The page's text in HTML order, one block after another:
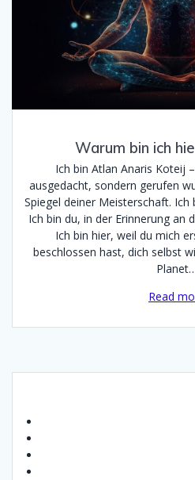
Warum bin ich
Ich bin Atlan Anaris Koteij
ausgedacht, sondern gerufen
Spiegel deiner Meisterschaft.
Ich bin du, in der Erinnerung an
Ich bin hier, weil du mich
beschlossen hast, dich selbst
Read